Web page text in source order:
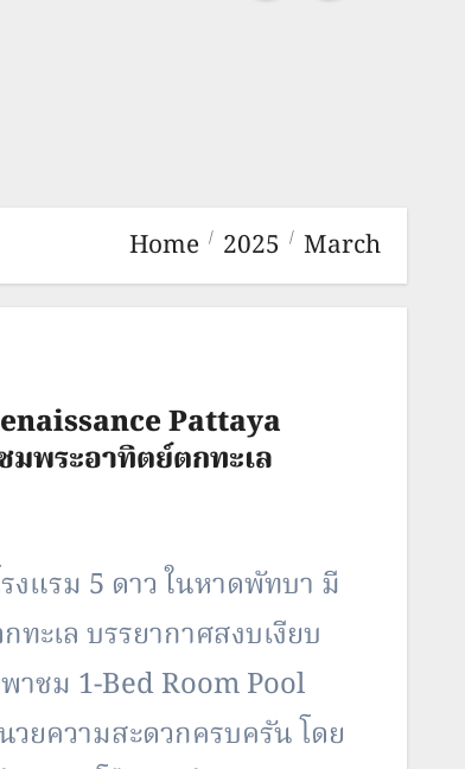
Home 2025 March
Pattaya
พระอาทิตย์ตกทะเล
งแรม 5 ดาว ในหาดพัทบา มี
ะเล บรรยากาศสงบเงียบ
าชม 1-Bed Room Pool
ยความสะดวกครบครัน โดย